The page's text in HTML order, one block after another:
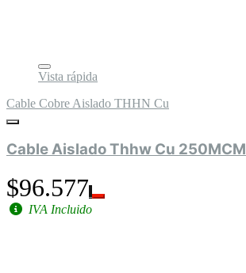
Vista rápida
Cable Cobre Aislado THHN Cu
Cable Aislado Thhw Cu 250MCM
$96.577
IVA Incluido